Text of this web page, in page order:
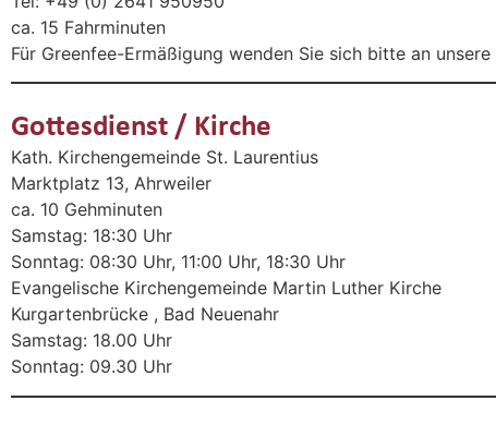
ca. 15 Fahrminuten
Für Greenfee-Ermäßigung wenden Sie sich bitte an unsere
Gottesdienst / Kirche
Kath. Kirchengemeinde St. Laurentius
Marktplatz 13, Ahrweiler
ca. 10 Gehminuten
Samstag: 18:30 Uhr
Sonntag: 08:30 Uhr, 11:00 Uhr, 18:30 Uhr
Evangelische Kirchengemeinde Martin Luther Kirche
Kurgartenbrücke , Bad Neuenahr
Samstag: 18.00 Uhr
Sonntag: 09.30 Uhr